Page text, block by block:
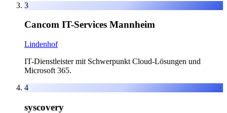
3
Cancom IT-Services Mannheim
Lindenhof
IT-Dienstleister mit Schwerpunkt Cloud-Lösungen und
Microsoft 365.
4
syscovery